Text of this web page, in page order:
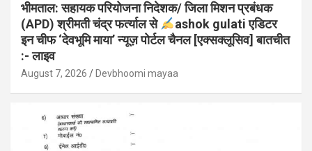
भीमताल: सहायक परियोजना निदेशक/ जिला मिशन प्रबंधक
(APD) श्रीमती चंद्र फर्त्याल से
ashok gulati एडिटर
इन चीफ ‘देवभूमि माया’ न्यूज़ पोर्टल चैनल [एक्सक्लूसिव] बातचीत
:- लाइव
August 7, 2026 Devbhoomi mayaa